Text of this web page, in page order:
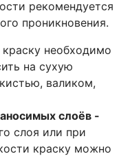
рекомендуется
проникновения.
необходимо
на сухую
валиком,
слоёв -
слоя или при
краску можно